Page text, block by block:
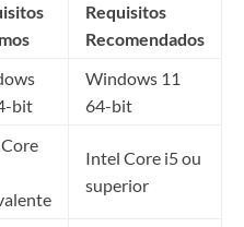
Requisitos
Recomendados
bit
Windows 11
64-bit
Intel Core i5 ou
superior